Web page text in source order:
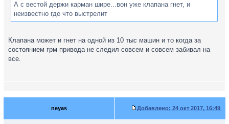
А с вестой держи карман шире...вон уже клапана гнет, и
неизвестно где что выстрелит
Клапана может и гнет на одной из 10 тыс машин и то когда за
состоянием грм привода не следил совсем и совсем забивал на
все.
neyas Добавлено: 24 окт 2017, 16:49